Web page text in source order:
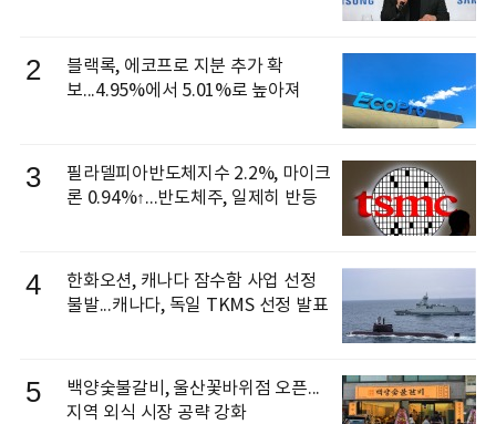
2
블랙록, 에코프로 지분 추가 확
보...4.95%에서 5.01%로 높아져
3
필라델피아반도체지수 2.2%, 마이크
론 0.94%↑...반도체주, 일제히 반등
4
한화오션, 캐나다 잠수함 사업 선정
불발...캐나다, 독일 TKMS 선정 발표
5
백양숯불갈비, 울산꽃바위점 오픈...
지역 외식 시장 공략 강화